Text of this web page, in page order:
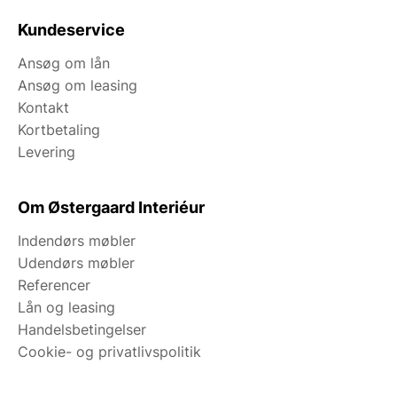
Kundeservice
Ansøg om lån
Ansøg om leasing
Kontakt
Kortbetaling
Levering
Om Østergaard Interiéur
Indendørs møbler
Udendørs møbler
Referencer
Lån og leasing
Handelsbetingelser
Cookie- og privatlivspolitik